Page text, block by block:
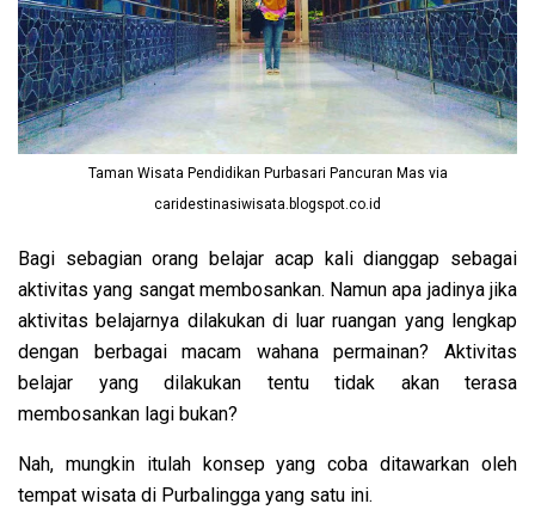
Taman Wisata Pendidikan Purbasari Pancuran Mas via
caridestinasiwisata.blogspot.co.id
Bagi sebagian orang belajar acap kali dianggap sebagai
aktivitas yang sangat membosankan. Namun apa jadinya jika
aktivitas belajarnya dilakukan di luar ruangan yang lengkap
dengan berbagai macam wahana permainan? Aktivitas
belajar yang dilakukan tentu tidak akan terasa
membosankan lagi bukan?
Nah, mungkin itulah konsep yang coba ditawarkan oleh
tempat wisata di Purbalingga yang satu ini.